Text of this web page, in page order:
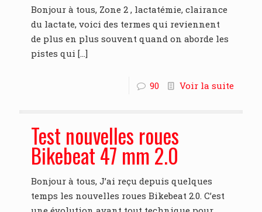
Bonjour à tous, Zone 2 , lactatémie, clairance
du lactate, voici des termes qui reviennent
de plus en plus souvent quand on aborde les
pistes qui […]
90 Voir la suite
Test nouvelles roues
Bikebeat 47 mm 2.0
Bonjour à tous, J’ai reçu depuis quelques
temps les nouvelles roues Bikebeat 2.0. C’est